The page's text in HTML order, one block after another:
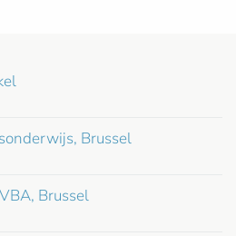
Brussel
Brussel